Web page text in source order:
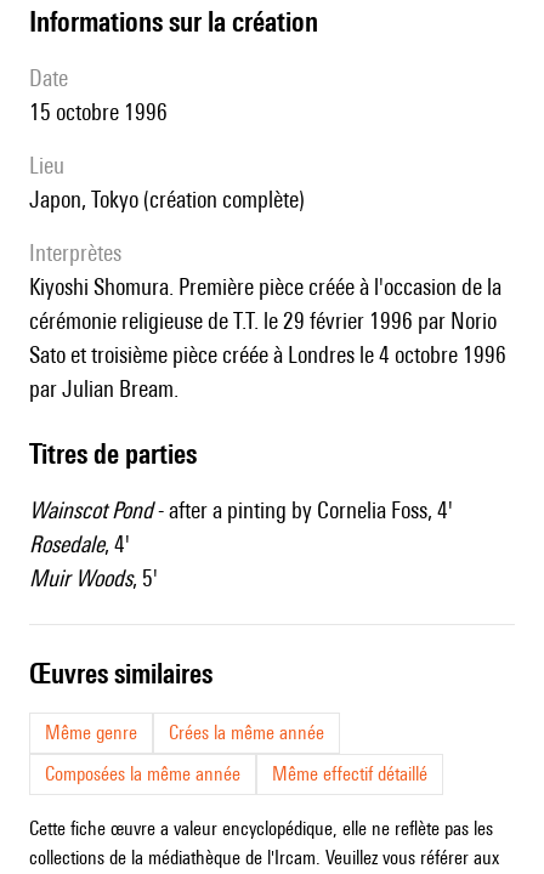
informations sur la création
date
15 octobre 1996
lieu
Japon, Tokyo (création complète)
interprètes
Kiyoshi Shomura. Première pièce créée à l'occasion de la
cérémonie religieuse de T.T. le 29 février 1996 par Norio
Sato et troisième pièce créée à Londres le 4 octobre 1996
par Julian Bream.
Titres de parties
Wainscot Pond- after a pinting by Cornelia Foss, 4'
Rosedale, 4'
Muir Woods, 5'
œuvres similaires
Même genre
Crées la même année
Composées la même année
Même effectif détaillé
Cette fiche œuvre a valeur encyclopédique, elle ne reflète pas les
collections de la médiathèque de l'Ircam. Veuillez vous référer aux